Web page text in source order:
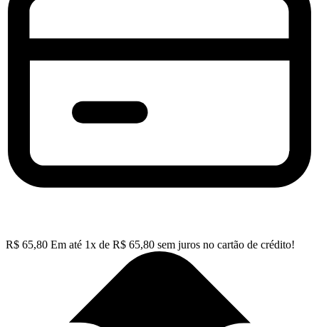
R$ 65,80 Em até 1x de R$ 65,80 sem juros no cartão de crédito!